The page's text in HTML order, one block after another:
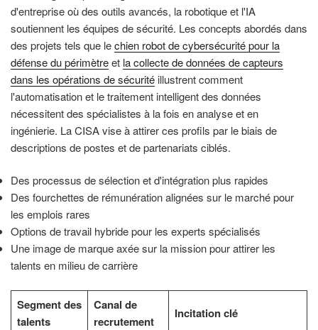
d'entreprise où des outils avancés, la robotique et l'IA
soutiennent les équipes de sécurité. Les concepts abordés dans
des projets tels que lechien robot de cybersécurité pour la
défense du périmètreet la collecte de données de capteurs
dans les opérations de sécurité illustrent comment
l'automatisation et le traitement intelligent des données
nécessitent des spécialistes à la fois en analyse et en
ingénierie. La CISA vise à attirer ces profils par le biais de
descriptions de postes et de partenariats ciblés.
Des processus de sélection et d'intégration plus rapides
Des fourchettes de rémunération alignées sur le marché pour
les emplois rares
Options de travail hybride pour les experts spécialisés
Une image de marque axée sur la mission pour attirer les
talents en milieu de carrière
Segment des
talents
Canal de
recrutement
Incitation clé